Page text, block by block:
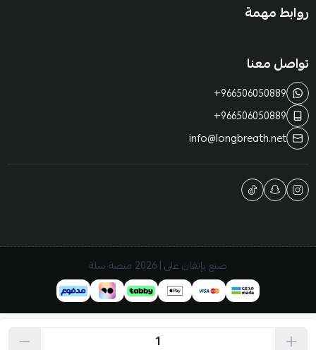
روابط مهمة
تواصل معنا
+966506050889
+966506050889
info@longbreath.net
صنع بإتقان على | 2026 منصة سلة